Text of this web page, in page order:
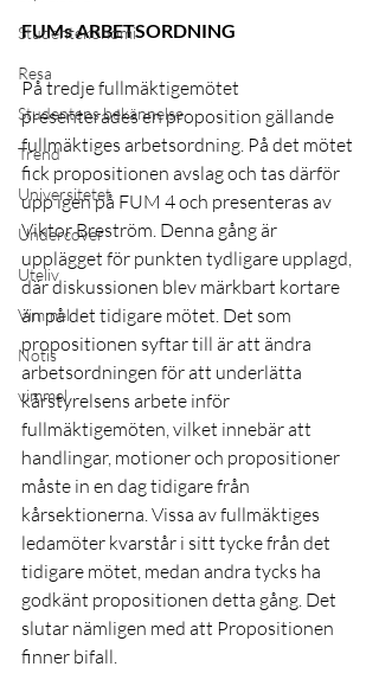
Studentekonomi
Resa
Studentens bekännelse
Trend
Universitetet
Undercover
Uteliv
Vimmel
Notis
vimmel
FUMs ARBETSORDNING
På tredje fullmäktigemötet
presenterades en proposition gällande
fullmäktiges arbetsordning. På det mötet
fick propositionen avslag och tas därför
upp igen på FUM 4 och presenteras av
Viktor Breström. Denna gång är
upplägget för punkten tydligare upplagd,
där diskussionen blev märkbart kortare
än på det tidigare mötet. Det som
propositionen syftar till är att ändra
arbetsordningen för att underlätta
kårstyrelsens arbete inför
fullmäktigemöten, vilket innebär att
handlingar, motioner och propositioner
måste in en dag tidigare från
kårsektionerna. Vissa av fullmäktiges
ledamöter kvarstår i sitt tycke från det
tidigare mötet, medan andra tycks ha
godkänt propositionen detta gång. Det
slutar nämligen med att Propositionen
finner bifall.